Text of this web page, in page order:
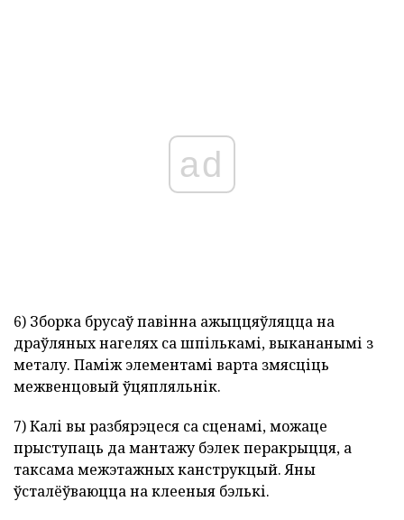
ad
6) Зборка брусаў павінна ажыццяўляцца на
драўляных нагелях са шпількамі, выкананымі з
металу. Паміж элементамі варта змясціць
межвенцовый ўцяпляльнік.
7) Калі вы разбярэцеся са сценамі, можаце
прыступаць да мантажу бэлек перакрыцця, а
таксама межэтажных канструкцый. Яны
ўсталёўваюцца на клееныя бэлькі.